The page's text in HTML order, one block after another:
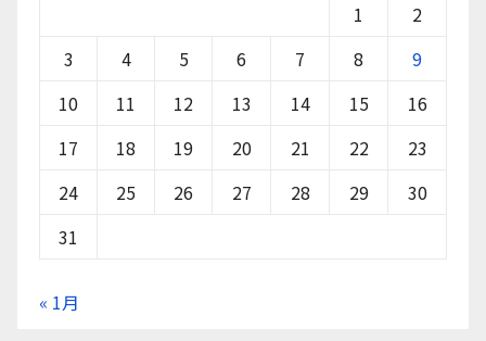
1
2
3
4 5 6 7 8
9
10
11 12 13 14 15
16
17
18 19 20 21 22
23
24
25 26 27 28 29
30
31
« 1月